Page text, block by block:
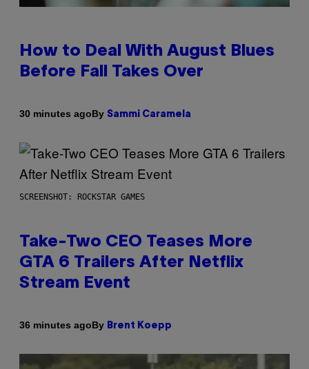
How to Deal With August Blues
Before Fall Takes Over
30 minutes agoBy Sammi Caramela
SCREENSHOT: ROCKSTAR GAMES
Take-Two CEO Teases More
GTA 6 Trailers After Netflix
Stream Event
36 minutes agoBy Brent Koepp